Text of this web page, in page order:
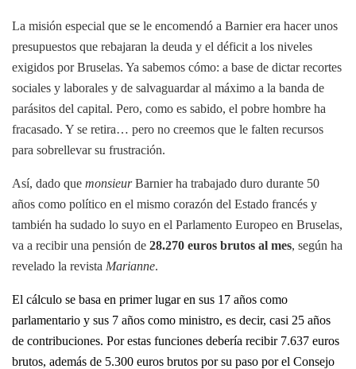
La misión especial que se le encomendó a Barnier era hacer unos
presupuestos que rebajaran la deuda y el déficit a los niveles
exigidos por Bruselas. Ya sabemos cómo: a base de dictar recortes
sociales y laborales y de salvaguardar al máximo a la banda de
parásitos del capital. Pero, como es sabido, el pobre hombre ha
fracasado. Y se retira… pero no creemos que le falten recursos
para sobrellevar su frustración.
Así, dado que monsieurBarnier ha trabajado duro durante 50
años como político en el mismo corazón del Estado francés y
también ha sudado lo suyo en el Parlamento Europeo en Bruselas,
va a recibir una pensión de 28.270 euros brutos al mes, según ha
revelado la revista Marianne.
El cálculo se basa en primer lugar en sus 17 años como
parlamentario y sus 7 años como ministro, es decir, casi 25 años
de contribuciones. Por estas funciones debería recibir 7.637 euros
brutos, además de 5.300 euros brutos por su paso por el Consejo